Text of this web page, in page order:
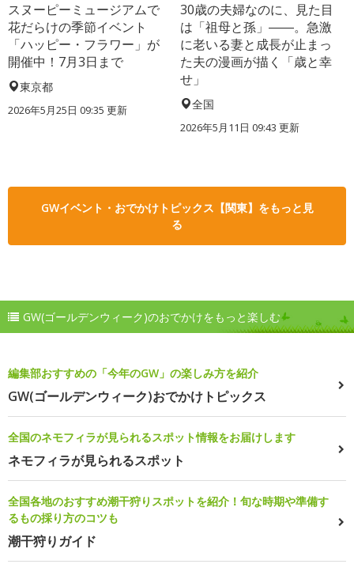
スヌーピーミュージアムで
花だらけの季節イベント
「ハッピー・フラワー」が
開催中！7月3日まで
東京都
2026年5月25日 09:35 更新
30歳の夫婦なのに、見た目
は「祖母と孫」――。急激
に老いる妻と成長が止まっ
た夫の漫画が描く「歳と幸
せ」
全国
2026年5月11日 09:43 更新
GWイベント・おでかけトピックス【関東】をもっと見
る
GW(ゴールデンウィーク)のおでかけをもっと楽しむ
編集部おすすめの「今年のGW」の楽しみ方を紹介
GW(ゴールデンウィーク)おでかけトピックス
全国のネモフィラが見られるスポット情報をお届けします
ネモフィラが見られるスポット
全国各地のおすすめ潮干狩りスポットを紹介！旬な時期や準備す
るもの採り方のコツも
潮干狩りガイド